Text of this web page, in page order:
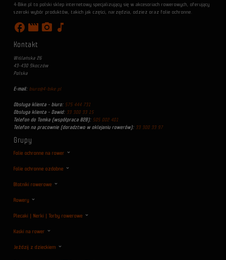
4-Bike.pl to polski sklep internetowy specjalizujący się w akcesoriach rowerowych, oferujący
szeroki wybór produktów, takich jak części, narzędzia, odzież oraz folie ochronne.
facebook movie photo_camera music_note
Kontakt
Wiślańska 26
43-430 Skoczów
Polska
E-mail: biuro@4-bike.pl
Obsługa klienta - biuro: 575 444 731
Obsługa klienta - Dawid: 33 300 33 15
Telefon do Tomka (współpraca B2B): 505 002 401
Telefon na pracownie (doradztwo w oklejaniu rowerów): 33 300 33 97
Grupy
Folie ochronne na rower
Folie ochronne ozdobne
Błotniki rowerowe
Rowery
Plecaki | Nerki | Torby rowerowe
Kaski na rower
Jeździj z dzieckiem